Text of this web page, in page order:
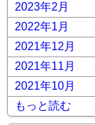
2023年2月
2022年1月
2021年12月
2021年11月
2021年10月
もっと読む